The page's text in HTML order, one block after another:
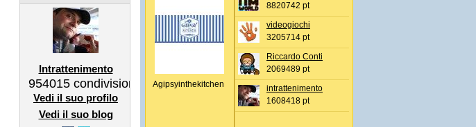
Intrattenimento
954015 condivisioni
Vedi il suo profilo
Vedi il suo blog
Agipsyinthekitchen
8820742 pt
videogiochi
3205714 pt
Riccardo Conti
2069489 pt
intrattenimento
1608418 pt